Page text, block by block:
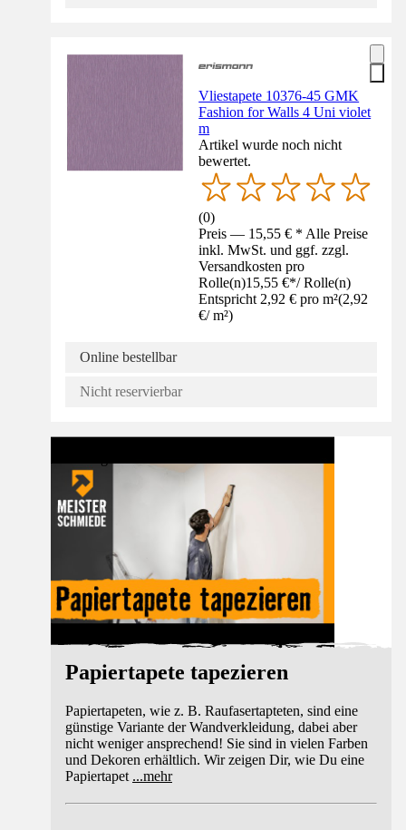
Vliestapete 10376-45 GMK
Fashion for Walls 4 Uni violet
m
Artikel wurde noch nicht
bewertet.
(0)
Preis — 15,55 € * Alle Preise
inkl. MwSt. und ggf. zzgl.
Versandkosten pro
Rolle(n)15,55 €*/ Rolle(n)
Entspricht 2,92 € pro m²(2,92
€/ m²)
Online bestellbar
Nicht reservierbar
Papiertapete tapezieren
Papiertapeten, wie z. B. Raufasertapteten, sind eine
günstige Variante der Wandverkleidung, dabei aber
nicht weniger ansprechend! Sie sind in vielen Farben
und Dekoren erhältlich. Wir zeigen Dir, wie Du eine
Papiertapet ...mehr